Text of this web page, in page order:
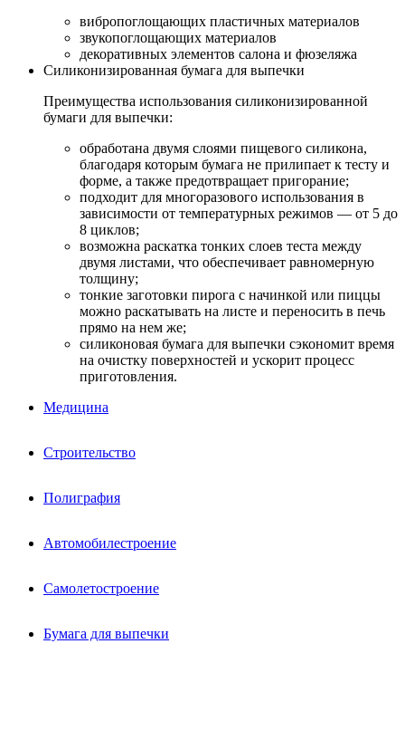
вибропоглощающих пластичных материалов
звукопоглощающих материалов
декоративных элементов салона и фюзеляжа
Силиконизированная бумага для выпечки
Преимущества использования силиконизированной
бумаги для выпечки:
обработана двумя слоями пищевого силикона,
благодаря которым бумага не прилипает к тесту и
форме, а также предотвращает пригорание;
подходит для многоразового использования в
зависимости от температурных режимов — от 5 до
8 циклов;
возможна раскатка тонких слоев теста между
двумя листами, что обеспечивает равномерную
толщину;
тонкие заготовки пирога с начинкой или пиццы
можно раскатывать на листе и переносить в печь
прямо на нем же;
силиконовая бумага для выпечки сэкономит время
на очистку поверхностей и ускорит процесс
приготовления.
Медицина
Строительство
Полиграфия
Автомобилестроение
Самолетостроение
Бумага для выпечки